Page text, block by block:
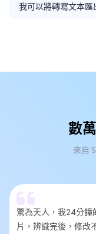
我可以將轉寫文本匯
數
來自
驚為天人，我24分鐘
片，辨識完後，修改